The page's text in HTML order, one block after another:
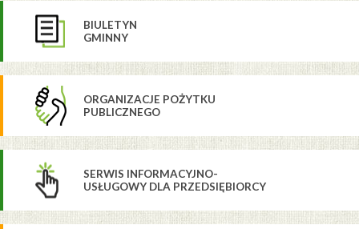
BIULETYN
GMINNY
ORGANIZACJE POŻYTKU
PUBLICZNEGO
SERWIS INFORMACYJNO-
USŁUGOWY DLA PRZEDSIĘBIORCY